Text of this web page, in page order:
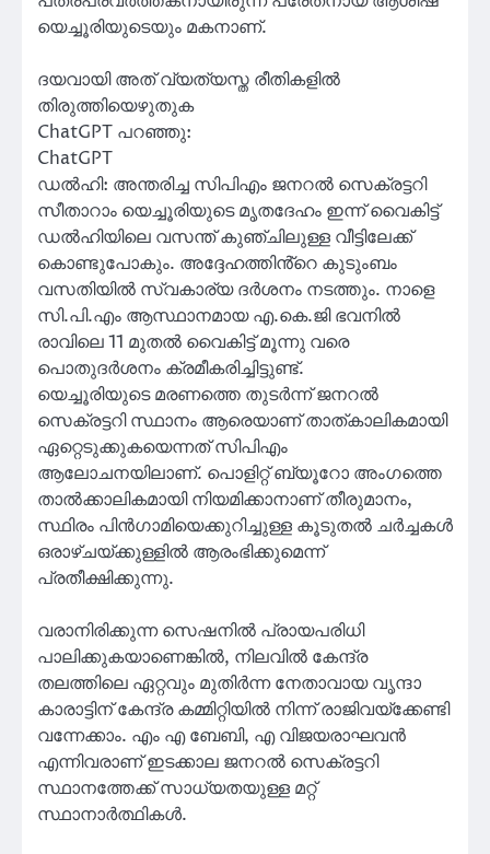
യെച്ചൂരിയുടെയും മകനാണ്.
ദയവായി അത് വ്യത്യസ്ത രീതികളിൽ
തിരുത്തിയെഴുതുക
ChatGPT പറഞ്ഞു:
ChatGPT
ഡൽഹി: അന്തരിച്ച സിപിഎം ജനറൽ സെക്രട്ടറി
സീതാറാം യെച്ചൂരിയുടെ മൃതദേഹം ഇന്ന് വൈകിട്ട്
ഡൽഹിയിലെ വസന്ത് കുഞ്ചിലുള്ള വീട്ടിലേക്ക്
കൊണ്ടുപോകും. അദ്ദേഹത്തിൻ്റെ കുടുംബം
വസതിയിൽ സ്വകാര്യ ദർശനം നടത്തും. നാളെ
സി.പി.എം ആസ്ഥാനമായ എ.കെ.ജി ഭവനിൽ
രാവിലെ 11 മുതൽ വൈകിട്ട് മൂന്നു വരെ
പൊതുദർശനം ക്രമീകരിച്ചിട്ടുണ്ട്.
യെച്ചൂരിയുടെ മരണത്തെ തുടർന്ന് ജനറൽ
സെക്രട്ടറി സ്ഥാനം ആരെയാണ് താത്കാലികമായി
ഏറ്റെടുക്കുകയെന്നത് സിപിഎം
ആലോചനയിലാണ്. പൊളിറ്റ് ബ്യൂറോ അംഗത്തെ
താൽക്കാലികമായി നിയമിക്കാനാണ് തീരുമാനം,
സ്ഥിരം പിൻഗാമിയെക്കുറിച്ചുള്ള കൂടുതൽ ചർച്ചകൾ
ഒരാഴ്ചയ്ക്കുള്ളിൽ ആരംഭിക്കുമെന്ന്
പ്രതീക്ഷിക്കുന്നു.
വരാനിരിക്കുന്ന സെഷനിൽ പ്രായപരിധി
പാലിക്കുകയാണെങ്കിൽ, നിലവിൽ കേന്ദ്ര
തലത്തിലെ ഏറ്റവും മുതിർന്ന നേതാവായ വൃന്ദാ
കാരാട്ടിന് കേന്ദ്ര കമ്മിറ്റിയിൽ നിന്ന് രാജിവയ്‌ക്കേണ്ടി
വന്നേക്കാം. എം എ ബേബി, എ വിജയരാഘവൻ
എന്നിവരാണ് ഇടക്കാല ജനറൽ സെക്രട്ടറി
സ്ഥാനത്തേക്ക് സാധ്യതയുള്ള മറ്റ്
സ്ഥാനാർത്ഥികൾ.